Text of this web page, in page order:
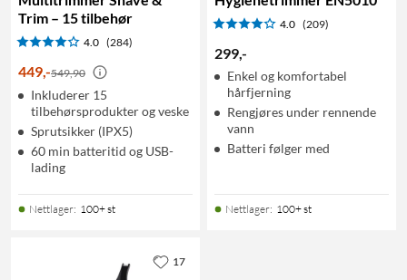
Trim – 15 tilbehør
4.0 (284)
449,-549,90
Inkluderer 15
tilbehørsprodukter og veske
Sprutsikker (IPX5)
60 min batteritid og USB-
lading
Nettlager: 100+ st
4.0 (209)
299,-
Enkel og komfortabel
hårfjerning
Rengjøres under rennende
vann
Batteri følger med
Nettlager: 100+ st
17